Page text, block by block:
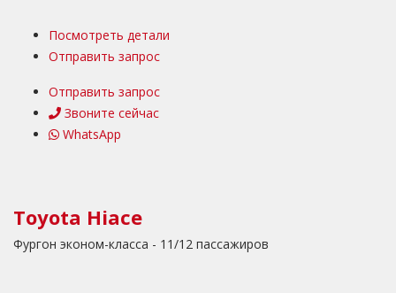
Посмотреть детали
Отправить запрос
Отправить запрос
Звоните сейчас
WhatsApp
Toyota Hiace
Фургон эконом-класса - 11/12 пассажиров